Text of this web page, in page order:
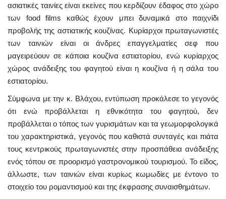
ασιατικές ταινίες είναι εκείνες που κερδίζουν έδαφος στο χώρο
των food films καθώς έχουν μπει δυναμικά στο παιχνίδι
προβολής της αστιατικής κουζίνας. Κυρίαρχοι πρωταγωνιστές
των ταινιών είναι οι άνδρες επαγγελματίες σεφ που
μαγειρεύουν σε κάποια κουζίνα εστιατορίου, ενώ κυρίαρχος
χώρος ανάδειξης του φαγητού είναι η κουζίνα ή η σάλα του
εστιατορίου.
Σύμφωνα με την κ. Βλάχου, εντύπωση προκάλεσε το γεγονός
ότι ενώ προβάλλεται η εθνικότητα του φαγητού, δεν
προβάλλεται ο τόπος των γυρισμάτων και τα γεωμορφολογικά
του χαρακτηριστικά, γεγονός που καθιστά συνταγές και πιάτα
τους κεντρικούς πρωταγωνιστές στην προσπάθεια ανάδειξης
ενός τόπου σε προορισμό γαστρονομικού τουρισμού. Το είδος,
άλλωστε, των ταινιών είναι κυρίως κωμωδίες με έντονο το
στοιχείο του ρομαντισμού και της έκφρασης συναισθημάτων.